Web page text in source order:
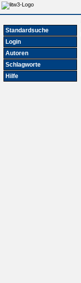
Standardsuche
Login
Autoren
Schlagworte
Hilfe